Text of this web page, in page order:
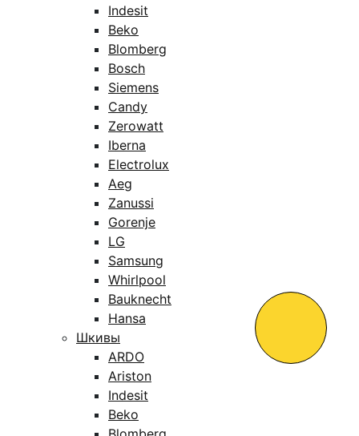
Indesit
Beko
Blomberg
Bosch
Siemens
Candy
Zerowatt
Iberna
Electrolux
Aeg
Zanussi
Gorenje
LG
Samsung
Whirlpool
Bauknecht
Hansa
Шкивы
ARDO
Ariston
Indesit
Beko